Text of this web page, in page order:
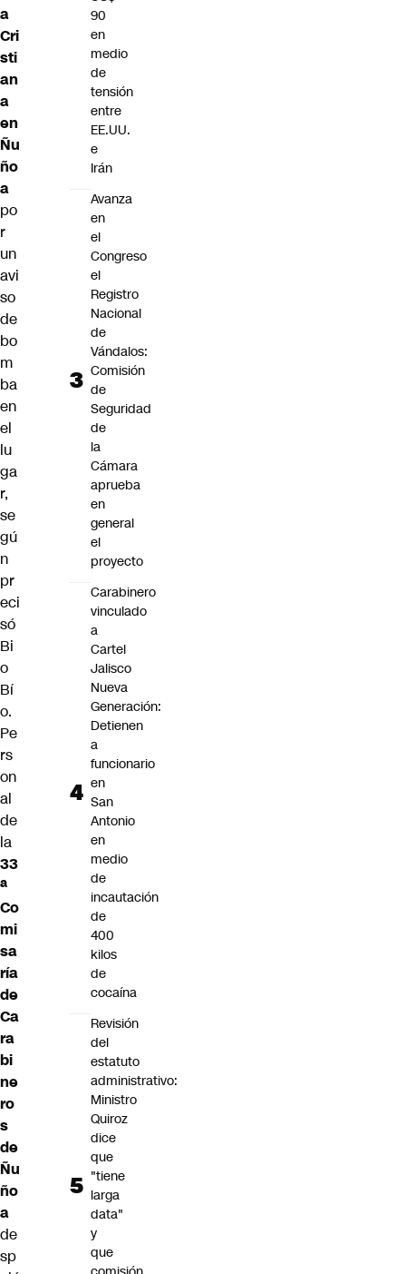
a
Cri
sti
an
a
en
Ñu
ño
a
po
r
un
avi
so
de
bo
m
ba
en
el
lu
ga
r,
se
gú
n
pr
eci
só
Bi
o
Bí
o.
Pe
rs
on
al
de
la
33
ª
Co
mi
sa
ría
de
Ca
ra
bi
ne
ro
s
de
Ñu
ño
a
de
sp
90
en
medio
de
tensión
entre
EE.UU.
e
Irán
Avanza
en
el
Congreso
el
Registro
Nacional
de
Vándalos:
Comisión
de
Seguridad
de
la
Cámara
aprueba
en
general
el
proyecto
Carabinero
vinculado
a
Cartel
Jalisco
Nueva
Generación:
Detienen
a
funcionario
en
San
Antonio
en
medio
de
incautación
de
400
kilos
de
cocaína
Revisión
del
estatuto
administrativo:
Ministro
Quiroz
dice
que
"tiene
larga
data"
y
que